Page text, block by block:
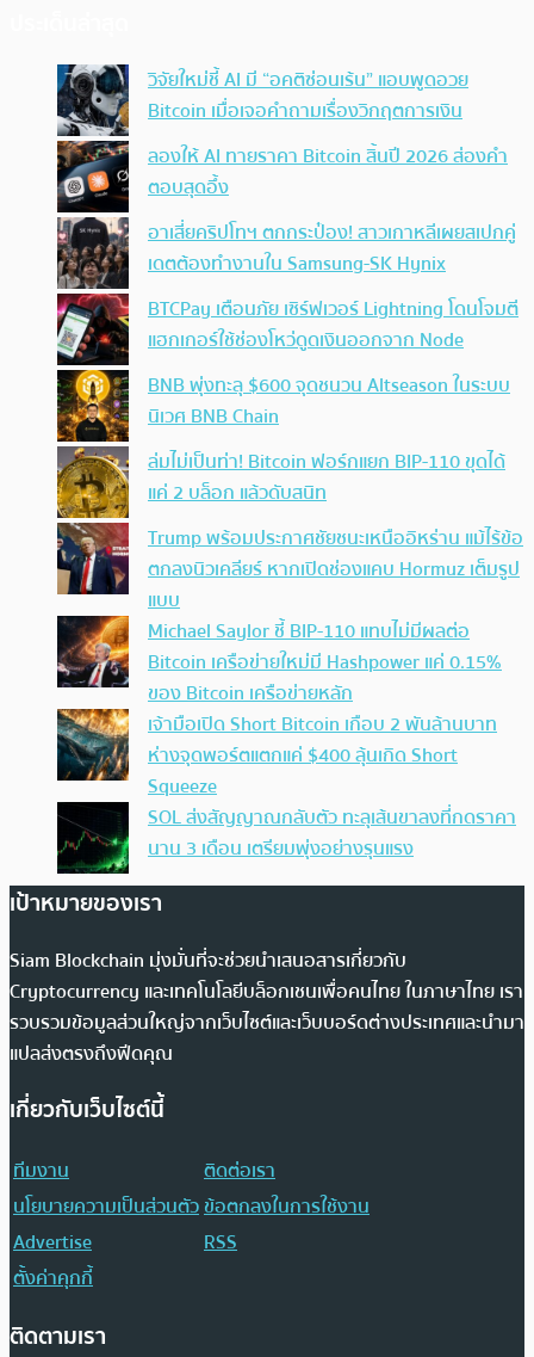
วิจัยใหม่ชี้ AI มี “อคติซ่อนเร้น” แอบพูดอวย
Bitcoin เมื่อเจอคำถามเรื่องวิกฤตการเงิน
ลองให้ AI ทายราคา Bitcoin สิ้นปี 2026 ส่องคำ
ตอบสุดอึ้ง
อาเสี่ยคริปโทฯ ตกกระป๋อง! สาวเกาหลีเผยสเปกคู่
เดตต้องทำงานใน Samsung-SK Hynix
BTCPay เตือนภัย เซิร์ฟเวอร์ Lightning โดนโจมตี
แฮกเกอร์ใช้ช่องโหว่ดูดเงินออกจาก Node
BNB พุ่งทะลุ $600 จุดชนวน Altseason ในระบบ
นิเวศ BNB Chain
ล่มไม่เป็นท่า! Bitcoin ฟอร์กแยก BIP-110 ขุดได้
แค่ 2 บล็อก แล้วดับสนิท
Trump พร้อมประกาศชัยชนะเหนืออิหร่าน แม้ไร้ข้อ
ตกลงนิวเคลียร์ หากเปิดช่องแคบ Hormuz เต็มรูป
แบบ
Michael Saylor ชี้ BIP-110 แทบไม่มีผลต่อ
Bitcoin เครือข่ายใหม่มี Hashpower แค่ 0.15%
ของ Bitcoin เครือข่ายหลัก
เจ้ามือเปิด Short Bitcoin เกือบ 2 พันล้านบาท
ห่างจุดพอร์ตแตกแค่ $400 ลุ้นเกิด Short
Squeeze
SOL ส่งสัญญาณกลับตัว ทะลุเส้นขาลงที่กดราคา
นาน 3 เดือน เตรียมพุ่งอย่างรุนแรง
เป้าหมายของเรา
Siam Blockchain มุ่งมั่นที่จะช่วยนำเสนอสารเกี่ยวกับ
Cryptocurrency และเทคโนโลยีบล็อกเชนเพื่อคนไทย ในภาษาไทย เรา
รวบรวมข้อมูลส่วนใหญ่จากเว็บไซต์และเว็บบอร์ดต่างประเทศและนำมา
แปลส่งตรงถึงฟีดคุณ
เกี่ยวกับเว็บไซต์นี้
ทีมงาน
ติดต่อเรา
นโยบายความเป็นส่วนตัวข้อตกลงในการใช้งาน
Advertise
RSS
ตั้งค่าคุกกี้
ติดตามเรา